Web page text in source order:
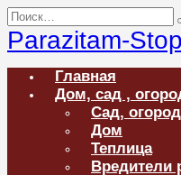
Перейти
к
содержанию
Search
for:
Parazitam-
Главная
Дом, сад ,
Сад, огород
Дом
Теплица
Вредители